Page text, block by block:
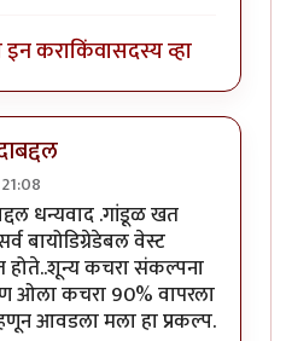
इन कराकिंवासदस्य व्हा
byकर्नलतपस्वी
धन्यवाद .गांडूळ खत
बायोडिग्रेडेबल वेस्ट
कचरा संकल्पना
ओला कचरा 90% वापरला
आवडला मला हा प्रकल्प.